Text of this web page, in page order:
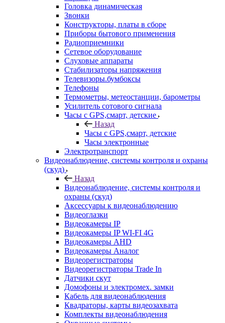
Головка динамическая
Звонки
Конструкторы, платы в сборе
Приборы бытового применения
Радиоприемники
Сетевое оборудование
Слуховые аппараты
Стабилизаторы напряжения
Телевизоры.бумбоксы
Телефоны
Термометры, метеостанции, барометры
Усилитель сотового сигнала
Часы с GPS,смарт, детские
Назад
Часы с GPS,смарт, детские
Часы электронные
Электротранспорт
Видеонаблюдение, системы контроля и охраны
(скуд)
Назад
Видеонаблюдение, системы контроля и
охраны (скуд)
Аксессуары к видеонаблюдению
Видеоглазки
Видеокамеры IP
Видеокамеры IP WI-FI 4G
Видеокамеры AHD
Видеокамеры Аналог
Видеорегистраторы
Видеорегистраторы Trade In
Датчики скут
Домофоны и электромех. замки
Кабель для видеонаблюдения
Квадраторы, карты видеозахвата
Комплекты видеонаблюдения